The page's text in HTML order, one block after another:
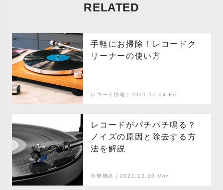
RELATED
手軽にお掃除！レコードク
リーナーの使い方
レコード情報｜2021.12.24 Fri
レコードがパチパチ鳴る？
ノイズの原因と除去する方
法を解説
音響機器｜2021.12.20 Mon